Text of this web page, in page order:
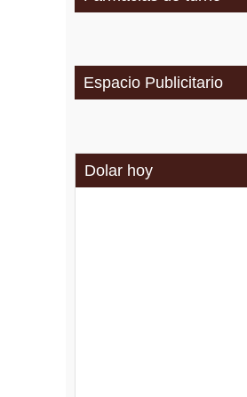
Espacio Publicitario
Dolar hoy